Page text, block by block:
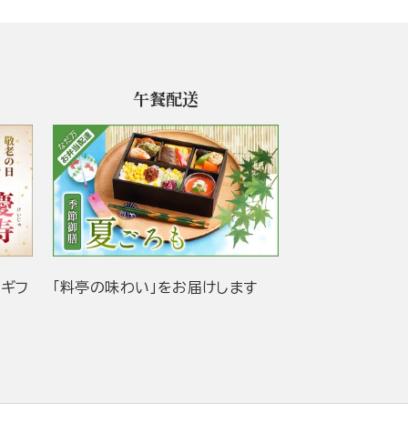
フ
午餐配送
「料亭の味わい」をお届けします